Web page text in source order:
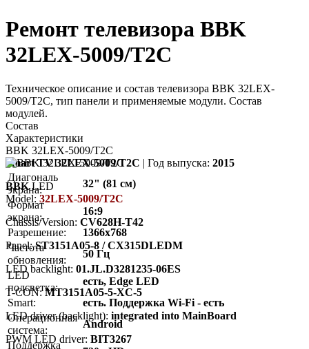
Ремонт телевизора BBK
32LEX-5009/T2C
Техническое описание и состав телевизора BBK 32LEX-
5009/T2C, тип панели и применяемые модули. Состав
модулей.
Состав
Характеристики
BBK 32LEX-5009/T2C
Smart TV 32LEX-5009/T2C | Год выпуска: 2015
Диагональ
экрана:
32" (81 см)
Формат
экрана:
16:9
Разрешение:
1366x768
Частота
обновления:
50 Гц
LED
подсветка:
есть, Edge LED
Smart:
есть. Поддержка Wi-Fi - есть
Операционная
система:
Android
Поддержка
BBKLED
Model: 32LEX-5009/T2C
Chassis/Version: CV628H-T42
Panel:ST3151A05-8 / CX315DLEDM
LED backlight: 01.JL.D3281235-06ES
T-CON:MT3151A05-5-XC-5
LED driver (backlight): integrated into MainBoard
PWM LED driver: BIT3267